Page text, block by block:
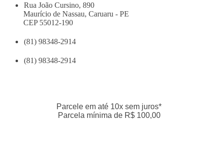
Rua João Cursino, 890
Maurício de Nassau, Caruaru - PE
CEP 55012-190
(81) 98348-2914
(81) 98348-2914
Parcele em até 10x sem juros*
Parcela mínima de R$ 100,00